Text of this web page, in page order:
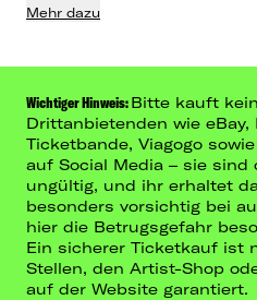
Mehr dazu
Wichtiger Hinweis:Bitte kauft
Drittanbietenden wie eBay,
Ticketbande, Viagogo
auf Social Media – sie
ungültig, und ihr erhaltet
besonders vorsichtig bei
hier die Betrugsgefahr
Ein sicherer Ticketkauf ist
Stellen, den Artist-Shop
auf der Website garantiert.